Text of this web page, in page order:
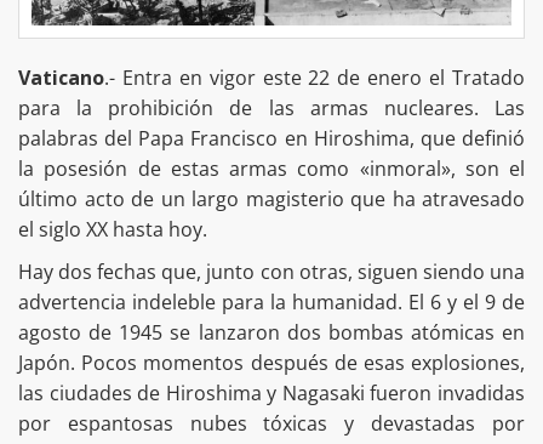
Vaticano.- Entra en vigor este 22 de enero el Tratado
para la prohibición de las armas nucleares. Las
palabras del Papa Francisco en Hiroshima, que definió
la posesión de estas armas como «inmoral», son el
último acto de un largo magisterio que ha atravesado
el siglo XX hasta hoy.
Hay dos fechas que, junto con otras, siguen siendo una
advertencia indeleble para la humanidad. El 6 y el 9 de
agosto de 1945 se lanzaron dos bombas atómicas en
Japón. Pocos momentos después de esas explosiones,
las ciudades de Hiroshima y Nagasaki fueron invadidas
por espantosas nubes tóxicas y devastadas por